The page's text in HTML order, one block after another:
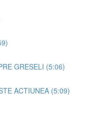
GRESELI (5:06)
ACTIUNEA (5:09)